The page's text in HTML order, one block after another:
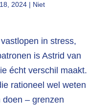
2024| Niet
in stress,
is Astrid van
écht verschil maakt.
rationeel wel weten
– grenzen